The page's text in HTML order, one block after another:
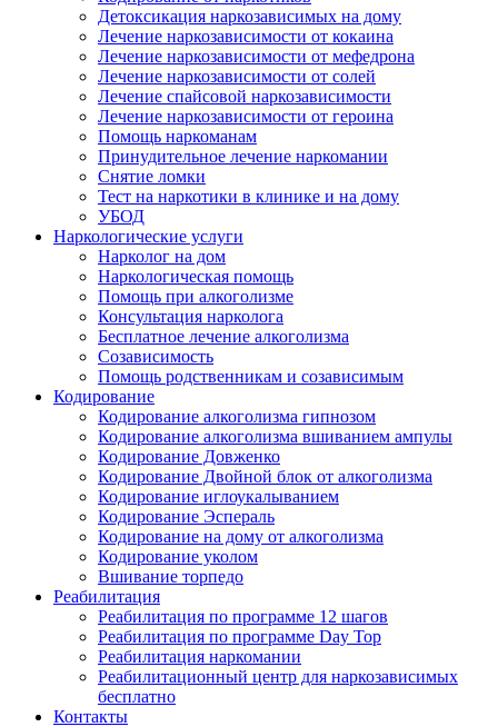
Детоксикация наркозависимых на дому
Лечение наркозависимости от кокаина
Лечение наркозависимости от мефедрона
Лечение наркозависимости от солей
Лечение спайсовой наркозависимости
Лечение наркозависимости от героина
Помощь наркоманам
Принудительное лечение наркомании
Снятие ломки
Тест на наркотики в клинике и на дому
УБОД
Наркологические услуги
Нарколог на дом
Наркологическая помощь
Помощь при алкоголизме
Консультация нарколога
Бесплатное лечение алкоголизма
Созависимость
Помощь родственникам и созависимым
Кодирование
Кодирование алкоголизма гипнозом
Кодирование алкоголизма вшиванием ампулы
Кодирование Довженко
Кодирование Двойной блок от алкоголизма
Кодирование иглоукалыванием
Кодирование Эспераль
Кодирование на дому от алкоголизма
Кодирование уколом
Вшивание торпедо
Реабилитация
Реабилитация по программе 12 шагов
Реабилитация по программе Day Top
Реабилитация наркомании
Реабилитационный центр для наркозависимых
бесплатно
Контакты